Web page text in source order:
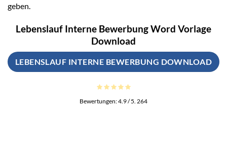
geben.
Lebenslauf Interne Bewerbung Word Vorlage
Download
LEBENSLAUF INTERNE BEWERBUNG DOWNLOAD
Bewertungen:4.9/ 5. 264